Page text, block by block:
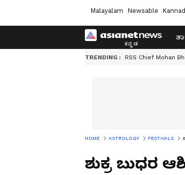
Malayalam Newsable
TRENDING : RSS Chief Mohan
HOME ASTROLOGY FESTIVALS
ಶುಕ್ರ ಬುಧರ